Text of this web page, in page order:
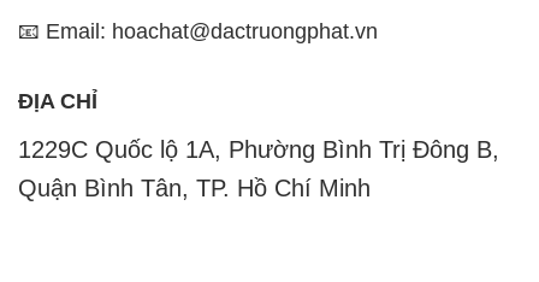
📧 Email: hoachat@dactruongphat.vn
ĐỊA CHỈ
1229C Quốc lộ 1A, Phường Bình Trị Đông B,
Quận Bình Tân, TP. Hồ Chí Minh